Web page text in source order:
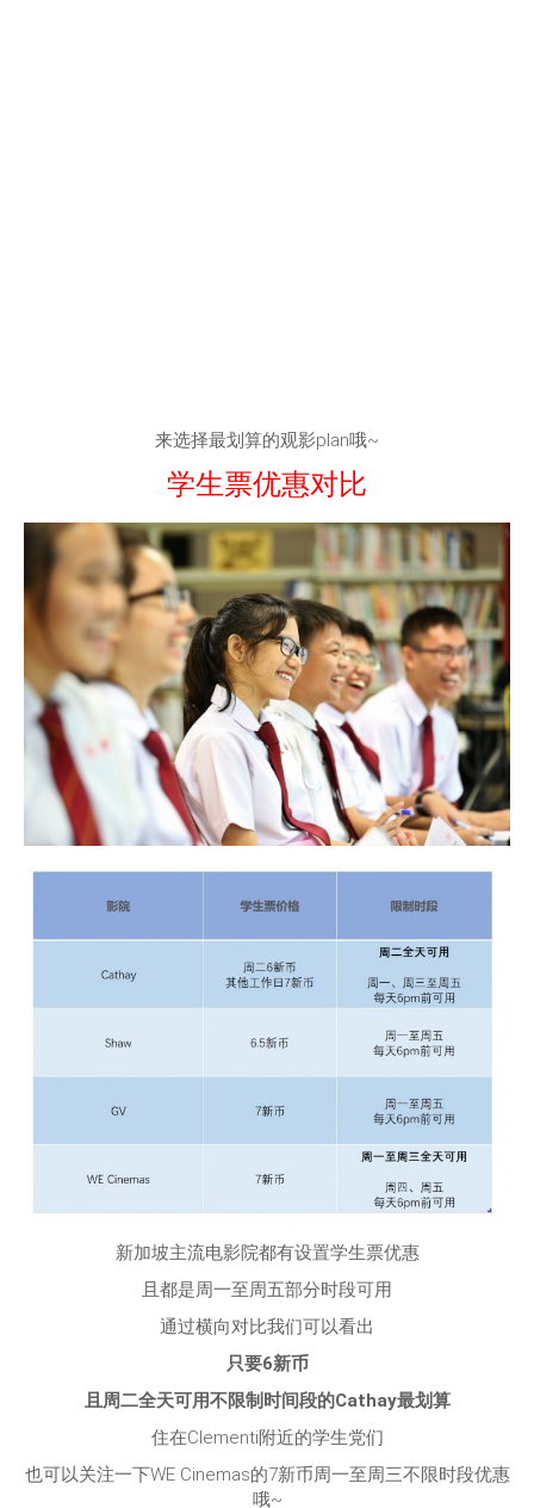
来选择最划算的观影plan哦~
学生票优惠对比
新加坡主流电影院都有设置学生票优惠
且都是周一至周五部分时段可用
通过横向对比我们可以看出
只要6新币
且周二全天可用不限制时间段的Cathay最划算
住在Clementi附近的学生党们
也可以关注一下WE Cinemas的7新币周一至周三不限时段优惠
哦~